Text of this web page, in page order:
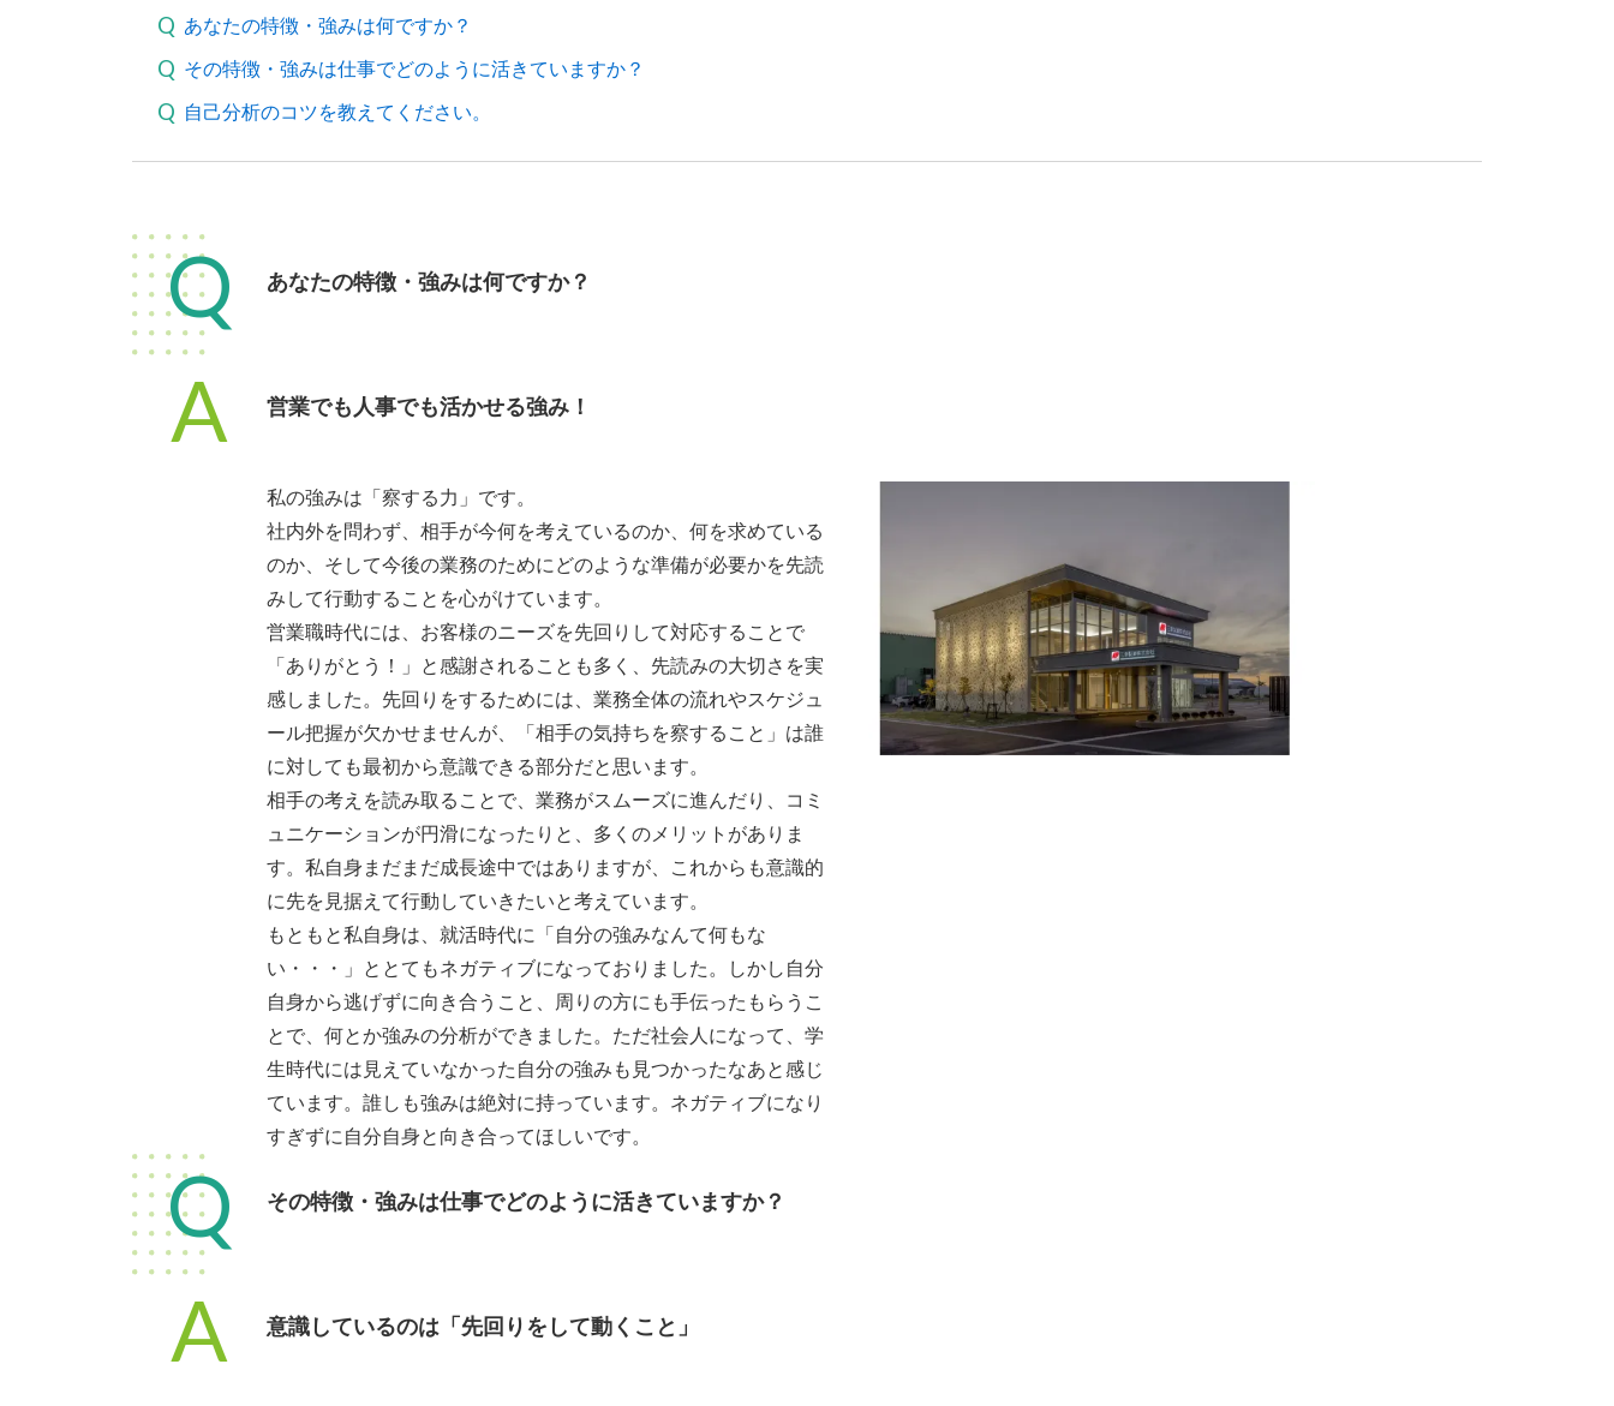
あなたの特徴・強みは何ですか？
その特徴・強みは仕事でどのように活きていますか？
自己分析のコツを教えてください。
Q あなたの特徴・強みは何ですか？
A 営業でも人事でも活かせる強み！
私の強みは「察する力」です。
社内外を問わず、相手が今何を考えているのか、何を求めている
のか、そして今後の業務のためにどのような準備が必要かを先読
みして行動することを心がけています。
営業職時代には、お客様のニーズを先回りして対応することで
「ありがとう！」と感謝されることも多く、先読みの大切さを実
感しました。先回りをするためには、業務全体の流れやスケジュ
ール把握が欠かせませんが、「相手の気持ちを察すること」は誰
に対しても最初から意識できる部分だと思います。
相手の考えを読み取ることで、業務がスムーズに進んだり、コミ
ュニケーションが円滑になったりと、多くのメリットがありま
す。私自身まだまだ成長途中ではありますが、これからも意識的
に先を見据えて行動していきたいと考えています。
もともと私自身は、就活時代に「自分の強みなんて何もな
い・・・」ととてもネガティブになっておりました。しかし自分
自身から逃げずに向き合うこと、周りの方にも手伝ったもらうこ
とで、何とか強みの分析ができました。ただ社会人になって、学
生時代には見えていなかった自分の強みも見つかったなあと感じ
ています。誰しも強みは絶対に持っています。ネガティブになり
すぎずに自分自身と向き合ってほしいです。
Q その特徴・強みは仕事でどのように活きていますか？
A 意識しているのは「先回りをして動くこと」